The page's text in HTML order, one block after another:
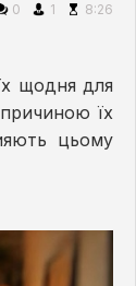
0 1 8:26
щодня для
їх
цьому